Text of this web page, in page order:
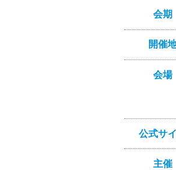
会期
開催
会場
公式サ
主催